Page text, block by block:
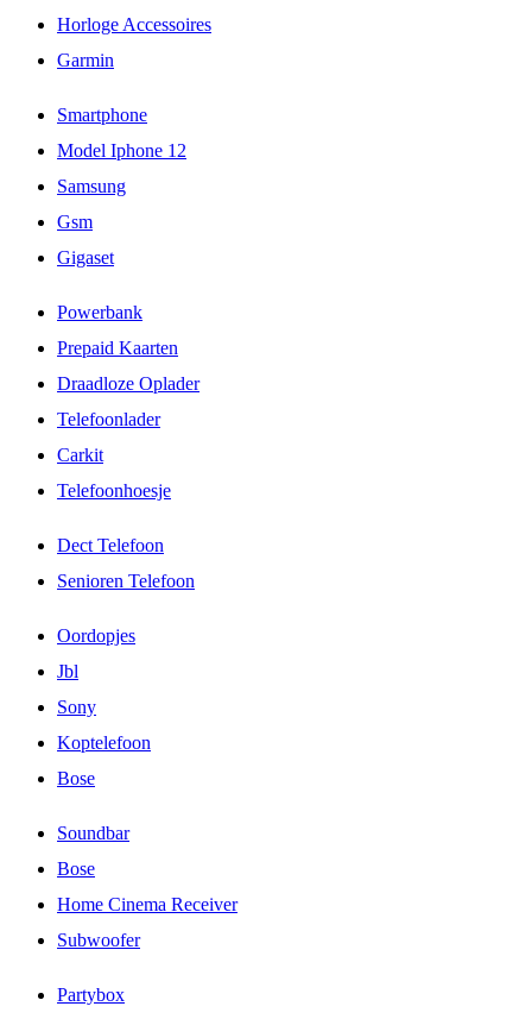
Horloge Accessoires
Garmin
Smartphone
Model Iphone 12
Samsung
Gsm
Gigaset
Powerbank
Prepaid Kaarten
Draadloze Oplader
Telefoonlader
Carkit
Telefoonhoesje
Dect Telefoon
Senioren Telefoon
Oordopjes
Jbl
Sony
Koptelefoon
Bose
Soundbar
Bose
Home Cinema Receiver
Subwoofer
Partybox